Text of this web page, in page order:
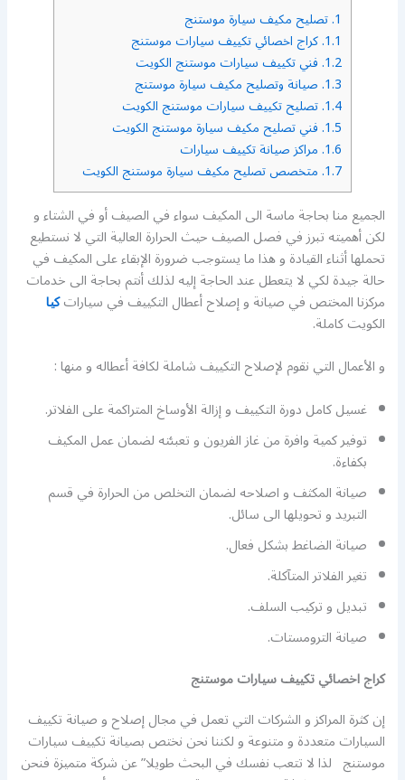
1. تصليح مكيف سيارة موستنج
1.1. كراج اخصائي تكييف سيارات موستنج
1.2. فني تكييف سيارات موستنج الكويت
1.3. صيانة وتصليح مكيف سيارة موستنج
1.4. تصليح تكييف سيارات موستنج الكويت
1.5. فني تصليح مكيف سيارة موستنج الكويت
1.6. مراكز صيانة تكييف سيارات
1.7. متخصص تصليح مكيف سيارة موستنج الكويت
الجميع منا بحاجة ماسة الى المكيف سواء في الصيف أو في الشتاء و
لكن أهميته تبرز في فصل الصيف حيث الحرارة العالية التي لا نستطيع
تحملها أثناء القيادة و هذا ما يستوجب ضرورة الإبقاء على المكيف في
حالة جيدة لكي لا يتعطل عند الحاجة إليه لذلك أنتم بحاجة الى خدمات
مركزنا المختص في صيانة و إصلاح أعطال التكييف في سياراتكيا
الكويت كاملة.
و الأعمال التي نقوم لإصلاح التكييف شاملة لكافة أعطاله و منها :
غسيل كامل دورة التكييف و إزالة الأوساخ المتراكمة على الفلاتر.
توفير كمية وافرة من غاز الفريون و تعبئته لضمان عمل المكيف
بكفاءة.
صيانة المكثف و اصلاحه لضمان التخلص من الحرارة في قسم
التبريد و تحويلها الى سائل.
صيانة الضاغط بشكل فعال.
تغير الفلاتر المتآكلة.
تبديل و تركيب السلف.
صيانة الترومستات.
كراج اخصائي تكييف سيارات موستنج
إن كثرة المراكز و الشركات التي تعمل في مجال إصلاح و صيانة تكييف
السيارات متعددة و متنوعة و لكننا نحن نختص بصيانة تكييف سيارات
موستنج لذا لا تتعب نفسك في البحث طويلا” عن شركة متميزة فنحن